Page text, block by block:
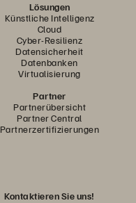
Lösungen
Künstliche Intelligenz
Cloud
Cyber-Resilienz
Datensicherheit
Datenbanken
Virtualisierung
Partner
Partnerübersicht
Partner Central
Partnerzertifizierungen
Kontaktieren Sie uns!